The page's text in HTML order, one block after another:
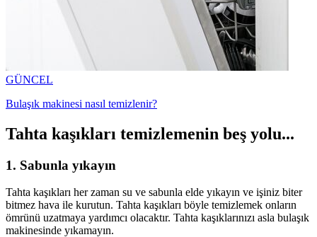
GÜNCEL
Bulaşık makinesi nasıl temizlenir?
Tahta kaşıkları temizlemenin beş yolu...
1. Sabunla yıkayın
Tahta kaşıkları her zaman su ve sabunla elde yıkayın ve işiniz biter
bitmez hava ile kurutun. Tahta kaşıkları böyle temizlemek onların
ömrünü uzatmaya yardımcı olacaktır. Tahta kaşıklarınızı asla bulaşık
makinesinde yıkamayın.